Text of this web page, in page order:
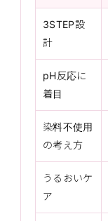
3STEP設
計
pH反応に
着目
染料不使用
の考え方
うるおいケ
ア